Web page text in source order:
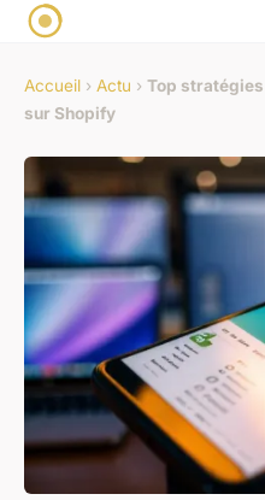
Accueil › Actu › Top
sur Shopify